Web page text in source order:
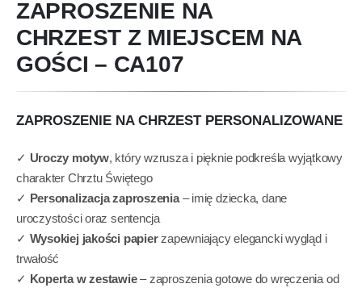
ZAPROSZENIE NA
CHRZEST Z MIEJSCEM NA
GOŚCI – CA107
ZAPROSZENIE NA CHRZEST PERSONALIZOWANE
✓ Uroczy motyw, który wzrusza i pięknie podkreśla wyjątkowy
charakter Chrztu Świętego
✓
Personalizacja zaproszenia– imię dziecka, dane
uroczystości oraz sentencja
✓ Wysokiej jakości papierzapewniający elegancki wygląd i
trwałość
✓
Koperta w zestawie– zaproszenia gotowe do wręczenia od